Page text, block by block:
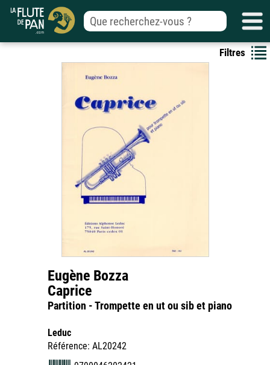
Filtres
Eugène Bozza
Caprice
Partition - Trompette en ut ou sib et piano
Leduc
Référence: AL20242